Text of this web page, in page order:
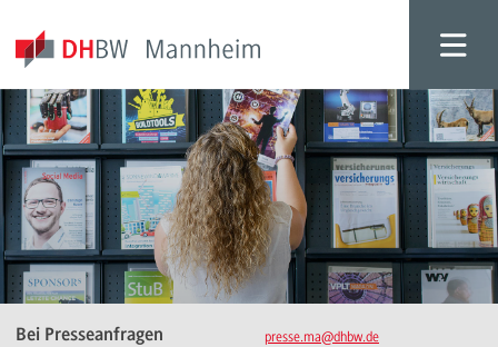
Bei Presseanfragen presse.ma@dhbw.de